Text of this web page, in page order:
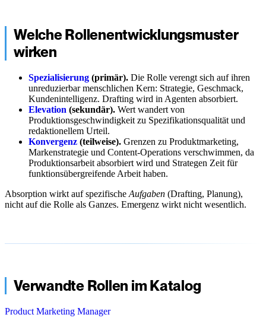
Welche Rollenentwicklungsmuster
wirken
Spezialisierung (primär). Die Rolle verengt sich auf ihren
unreduzierbar menschlichen Kern: Strategie, Geschmack,
Kundenintelligenz. Drafting wird in Agenten absorbiert.
Elevation (sekundär). Wert wandert von
Produktionsgeschwindigkeit zu Spezifikationsqualität und
redaktionellem Urteil.
Konvergenz (teilweise). Grenzen zu Produktmarketing,
Markenstrategie und Content-Operations verschwimmen, da
Produktionsarbeit absorbiert wird und Strategen Zeit für
funktionsübergreifende Arbeit haben.
Absorption wirkt auf spezifische Aufgaben (Drafting, Planung),
nicht auf die Rolle als Ganzes. Emergenz wirkt nicht wesentlich.
Verwandte Rollen im Katalog
Product Marketing Manager